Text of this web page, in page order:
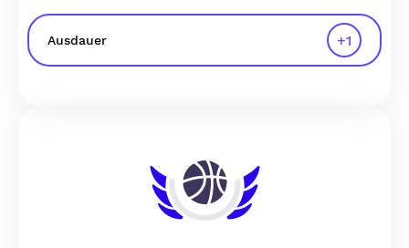
Ausdauer +1